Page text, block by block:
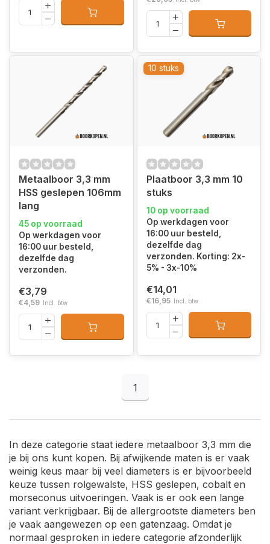
Metaalboor 3,3 mm
HSS geslepen 106mm
lang
45 op voorraad
Op werkdagen voor
16:00 uur besteld,
dezelfde dag
verzonden.
€3,79
€4,59 Incl. btw
10 stuks
Plaatboor 3,3 mm 10
stuks
10 op voorraad
Op werkdagen voor
16:00 uur besteld,
dezelfde dag
verzonden. Korting: 2x-
5% - 3x-10%
€14,01
€16,95 Incl. btw
1
In deze categorie staat iedere metaalboor 3,3 mm die
je bij ons kunt kopen. Bij afwijkende maten is er vaak
weinig keus maar bij veel diameters is er bijvoorbeeld
keuze tussen rolgewalste, HSS geslepen, cobalt en
morseconus uitvoeringen. Vaak is er ook een lange
variant verkrijgbaar. Bij de allergrootste diameters ben
je vaak aangewezen op een gatenzaag. Omdat je
normaal gesproken in iedere categorie afzonderlijk